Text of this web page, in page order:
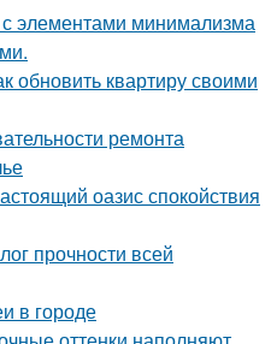
элементами минимализма
обновить квартиру своими
ремонта
оазис спокойствия
прочности всей
в городе